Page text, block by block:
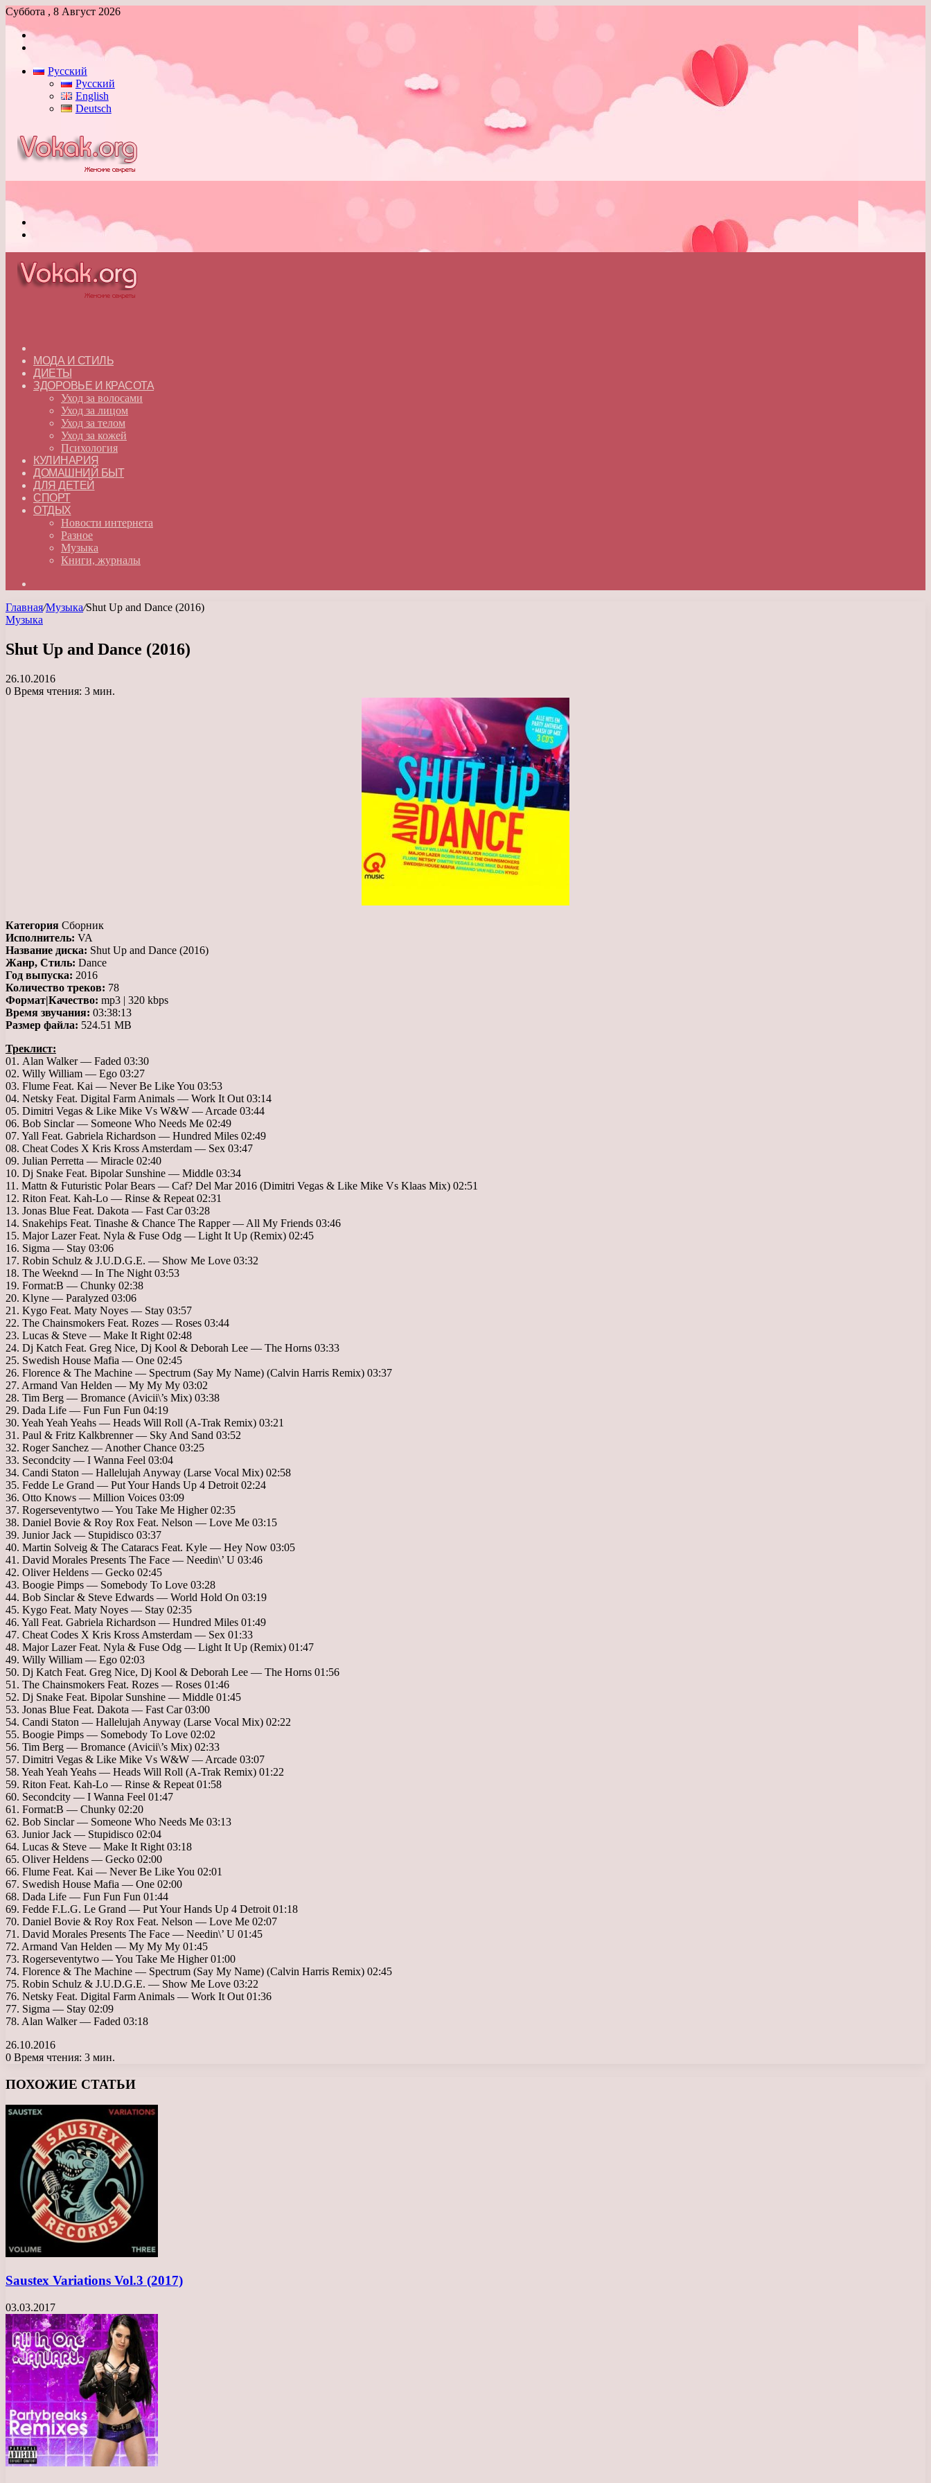
Суббота , 8 Август 2026
Войти
Русский
Русский
English
Deutsch
МОДА И СТИЛЬ
ДИЕТЫ
ЗДОРОВЬЕ И КРАСОТА
Уход за волосами
Уход за лицом
Уход за телом
Уход за кожей
Психология
КУЛИНАРИЯ
ДОМАШНИЙ БЫТ
ДЛЯ ДЕТЕЙ
СПОРТ
ОТДЫХ
Новости интернета
Разное
Музыка
Книги, журналы
Главная/Музыка/Shut Up and Dance (2016)
Музыка
Shut Up and Dance (2016)
26.10.2016
0 Время чтения: 3 мин.
Категория Сборник
Исполнитель: VA
Название диска: Shut Up and Dance (2016)
Жанр, Стиль: Dance
Год выпуска: 2016
Количество треков: 78
Формат|Качество: mp3 | 320 kbps
Время звучания: 03:38:13
Размер файла: 524.51 MB
Треклист:
01. Alan Walker — Faded 03:30
02. Willy William — Ego 03:27
03. Flume Feat. Kai — Never Be Like You 03:53
04. Netsky Feat. Digital Farm Animals — Work It Out 03:14
05. Dimitri Vegas & Like Mike Vs W&W — Arcade 03:44
06. Bob Sinclar — Someone Who Needs Me 02:49
07. Yall Feat. Gabriela Richardson — Hundred Miles 02:49
08. Cheat Codes X Kris Kross Amsterdam — Sex 03:47
09. Julian Perretta — Miracle 02:40
10. Dj Snake Feat. Bipolar Sunshine — Middle 03:34
11. Mattn & Futuristic Polar Bears — Caf? Del Mar 2016 (Dimitri Vegas & Like Mike Vs Klaas Mix) 02:51
12. Riton Feat. Kah-Lo — Rinse & Repeat 02:31
13. Jonas Blue Feat. Dakota — Fast Car 03:28
14. Snakehips Feat. Tinashe & Chance The Rapper — All My Friends 03:46
15. Major Lazer Feat. Nyla & Fuse Odg — Light It Up (Remix) 02:45
16. Sigma — Stay 03:06
17. Robin Schulz & J.U.D.G.E. — Show Me Love 03:32
18. The Weeknd — In The Night 03:53
19. Format:B — Chunky 02:38
20. Klyne — Paralyzed 03:06
21. Kygo Feat. Maty Noyes — Stay 03:57
22. The Chainsmokers Feat. Rozes — Roses 03:44
23. Lucas & Steve — Make It Right 02:48
24. Dj Katch Feat. Greg Nice, Dj Kool & Deborah Lee — The Horns 03:33
25. Swedish House Mafia — One 02:45
26. Florence & The Machine — Spectrum (Say My Name) (Calvin Harris Remix) 03:37
27. Armand Van Helden — My My My 03:02
28. Tim Berg — Bromance (Avicii\’s Mix) 03:38
29. Dada Life — Fun Fun Fun 04:19
30. Yeah Yeah Yeahs — Heads Will Roll (A-Trak Remix) 03:21
31. Paul & Fritz Kalkbrenner — Sky And Sand 03:52
32. Roger Sanchez — Another Chance 03:25
33. Secondcity — I Wanna Feel 03:04
34. Candi Staton — Hallelujah Anyway (Larse Vocal Mix) 02:58
35. Fedde Le Grand — Put Your Hands Up 4 Detroit 02:24
36. Otto Knows — Million Voices 03:09
37. Rogerseventytwo — You Take Me Higher 02:35
38. Daniel Bovie & Roy Rox Feat. Nelson — Love Me 03:15
39. Junior Jack — Stupidisco 03:37
40. Martin Solveig & The Cataracs Feat. Kyle — Hey Now 03:05
41. David Morales Presents The Face — Needin\’ U 03:46
42. Oliver Heldens — Gecko 02:45
43. Boogie Pimps — Somebody To Love 03:28
44. Bob Sinclar & Steve Edwards — World Hold On 03:19
45. Kygo Feat. Maty Noyes — Stay 02:35
46. Yall Feat. Gabriela Richardson — Hundred Miles 01:49
47. Cheat Codes X Kris Kross Amsterdam — Sex 01:33
48. Major Lazer Feat. Nyla & Fuse Odg — Light It Up (Remix) 01:47
49. Willy William — Ego 02:03
50. Dj Katch Feat. Greg Nice, Dj Kool & Deborah Lee — The Horns 01:56
51. The Chainsmokers Feat. Rozes — Roses 01:46
52. Dj Snake Feat. Bipolar Sunshine — Middle 01:45
53. Jonas Blue Feat. Dakota — Fast Car 03:00
54. Candi Staton — Hallelujah Anyway (Larse Vocal Mix) 02:22
55. Boogie Pimps — Somebody To Love 02:02
56. Tim Berg — Bromance (Avicii\’s Mix) 02:33
57. Dimitri Vegas & Like Mike Vs W&W — Arcade 03:07
58. Yeah Yeah Yeahs — Heads Will Roll (A-Trak Remix) 01:22
59. Riton Feat. Kah-Lo — Rinse & Repeat 01:58
60. Secondcity — I Wanna Feel 01:47
61. Format:B — Chunky 02:20
62. Bob Sinclar — Someone Who Needs Me 03:13
63. Junior Jack — Stupidisco 02:04
64. Lucas & Steve — Make It Right 03:18
65. Oliver Heldens — Gecko 02:00
66. Flume Feat. Kai — Never Be Like You 02:01
67. Swedish House Mafia — One 02:00
68. Dada Life — Fun Fun Fun 01:44
69. Fedde F.L.G. Le Grand — Put Your Hands Up 4 Detroit 01:18
70. Daniel Bovie & Roy Rox Feat. Nelson — Love Me 02:07
71. David Morales Presents The Face — Needin\’ U 01:45
72. Armand Van Helden — My My My 01:45
73. Rogerseventytwo — You Take Me Higher 01:00
74. Florence & The Machine — Spectrum (Say My Name) (Calvin Harris Remix) 02:45
75. Robin Schulz & J.U.D.G.E. — Show Me Love 03:22
76. Netsky Feat. Digital Farm Animals — Work It Out 01:36
77. Sigma — Stay 02:09
78. Alan Walker — Faded 03:18
26.10.2016
0 Время чтения: 3 мин.
ПОХОЖИЕ СТАТЬИ
Saustex Variations Vol.3 (2017)
03.03.2017